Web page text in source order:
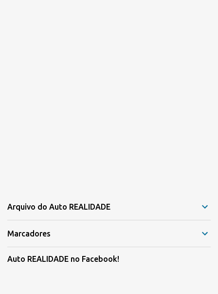
Arquivo do Auto REALIDADE
Marcadores
Auto REALIDADE no Facebook!